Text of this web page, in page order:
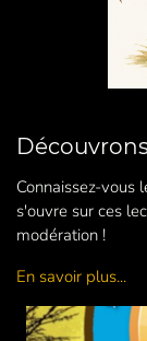
Connaissez-vous
s'ouvre sur ces
modération !
En savoir plus...